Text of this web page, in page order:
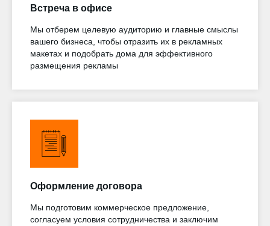
Встреча в офисе
Мы отберем целевую аудиторию и главные смыслы
вашего бизнеса, чтобы отразить их в рекламных
макетах и подобрать дома для эффективного
размещения рекламы
Оформление договора
Мы подготовим коммерческое предложение,
согласуем условия сотрудничества и заключим